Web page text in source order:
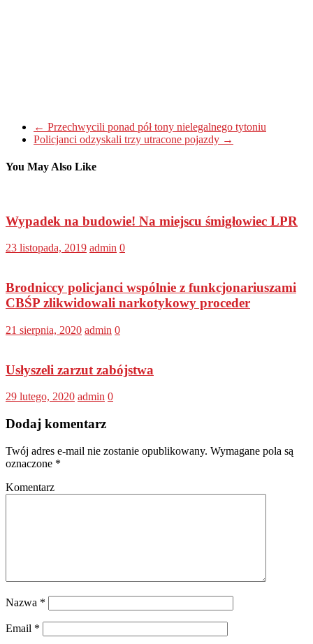
← Przechwycili ponad pół tony nielegalnego tytoniu
Policjanci odzyskali trzy utracone pojazdy →
You May Also Like
Wypadek na budowie! Na miejscu śmigłowiec LPR
23 listopada, 2019 admin 0
Brodniccy policjanci wspólnie z funkcjonariuszami
CBŚP zlikwidowali narkotykowy proceder
21 sierpnia, 2020 admin 0
Usłyszeli zarzut zabójstwa
29 lutego, 2020 admin 0
Dodaj komentarz
Twój adres e-mail nie zostanie opublikowany. Wymagane pola są
oznaczone *
Komentarz
Nazwa *
Email *